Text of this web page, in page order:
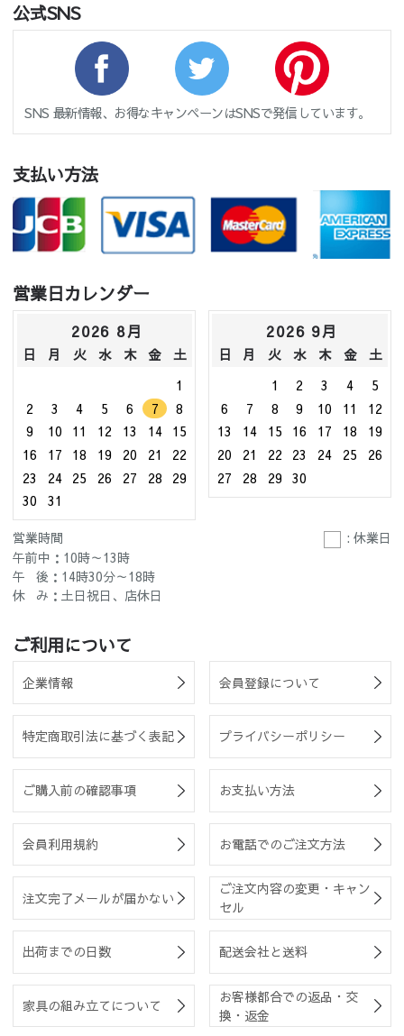
公式SNS
SNS 最新情報、お得なキャンペーンはSNSで発信しています。
支払い方法
営業日カレンダー
2026 8月
日 月 火 水 木 金
土
1
2
3 4 5 6 7
8
9
10 11 12 13 14
15
16
17 18 19 20 21
22
23
24 25 26 27 28
29
30
31
2026 9月
日 月 火 水 木 金
土
1
2 3 4
5
6
7 8 9 10 11
12
13
14 15 16 17 18
19
20
21 22 23 24 25
26
27
28 29 30
営業時間
: 休業日
午前中：10時～13時
午 後：14時30分～18時
休 み：土日祝日、店休日
ご利用について
企業情報 会員登録について
特定商取引法に基づく表記 プライバシーポリシー
ご購入前の確認事項 お支払い方法
会員利用規約 お電話でのご注文方法
注文完了メールが届かない
ご注文内容の変更・キャン
セル
出荷までの日数 配送会社と送料
家具の組み立てについて
お客様都合での返品・交
換・返金